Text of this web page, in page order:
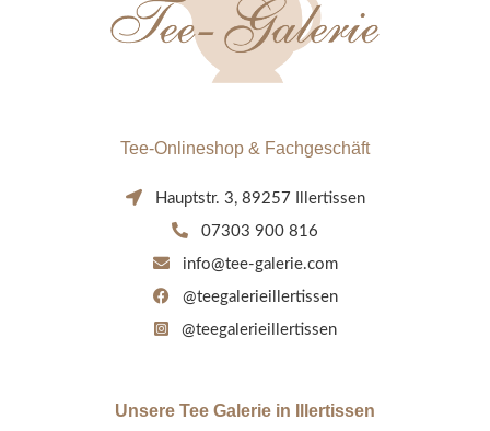
Tee-Onlineshop & Fachgeschäft
Hauptstr. 3, 89257 Illertissen
07303 900 816
info@tee-galerie.com
@teegalerieillertissen
@teegalerieillertissen
Unsere Tee Galerie in Illertissen